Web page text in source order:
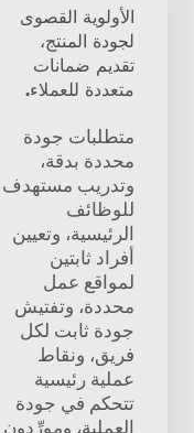
الأولوية القصوى
لجودة المنتج،
تقديم ضمانات
متعددة للعملاء.
متطلبات جودة
محددة بدقة،
وتدريب مستهدف
للوظائف
الرئيسية، وتعيين
أفراد ثابتين
لمواقع عمل
محددة، وتفتيش
جودة ثابت لكل
فريق، ونقاط
عملية رئيسية
تتحكم في جودة
العملية، ومورِّدون